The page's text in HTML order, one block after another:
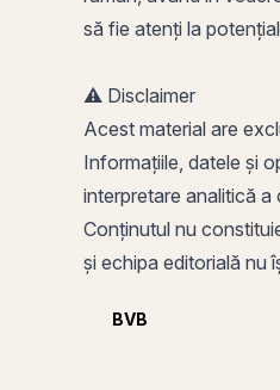
să fie atenți la
⚠️ Disclaimer
Acest material are
Informațiile, datele și
interpretare analitică
Conținutul nu
și echipa editorială nu
BVB